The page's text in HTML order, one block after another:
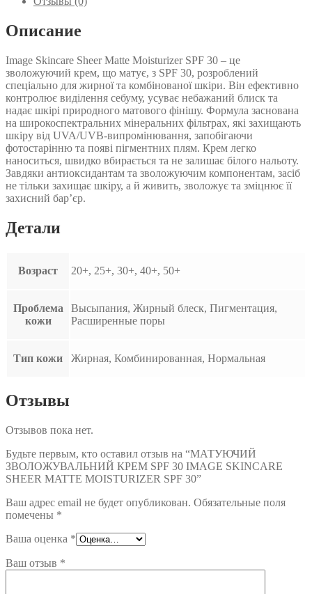
IMAGE
SKINCARE
SHEER
MOISTURIZER
SPF
30
Описание
Image Skincare Sheer Matte Moisturizer SPF 30 – це
зволожуючий крем, що матує, з SPF 30, розроблений
спеціально для жирної та комбінованої шкіри. Він ефективно
контролює виділення себуму, усуває небажаний блиск та
надає шкірі природного матового фінішу. Формула заснована
на широкоспектральних мінеральних фільтрах, які захищають
шкіру від UVA/UVB-випромінювання, запобігаючи
фотостарінню та появі пігментних плям. Крем легко
наноситься, швидко вбирається та не залишає білого нальоту.
Завдяки антиоксидантам та зволожуючим компонентам, засіб
не тільки захищає шкіру, а й живить, зволожує та зміцнює її
захисний бар’єр.
Детали
Возраст 20+, 25+, 30+, 40+, 50+
Проблема
кожи
Высыпания, Жирный блеск, Пигментация,
Расширенные поры
Тип кожи Жирная, Комбинированная, Нормальная
Отзывы
Отзывов пока нет.
Будьте первым, кто оставил отзыв на “МАТУЮЧИЙ
ЗВОЛОЖУВАЛЬНИЙ КРЕМ SPF 30 IMAGE SKINCARE
SHEER МATTE MOISTURIZER SPF 30”
Ваш адрес email не будет опубликован. Обязательные поля
помечены *
Ваша оценка *
Ваш отзыв *